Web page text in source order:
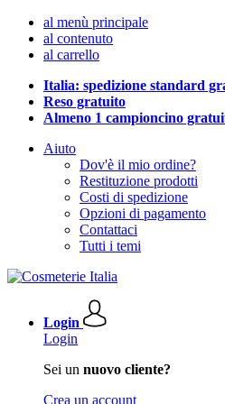
al menù principale
al contenuto
al carrello
Italia: spedizione standard
Reso gratuito
Almeno 1 campioncino
Aiuto
Dov'è il mio ordine?
Restituzione prodotti
Costi di spedizione
Opzioni di pagamento
Contattaci
Tutti i temi
Login
Login
Sei un nuovo cliente?
Crea un account